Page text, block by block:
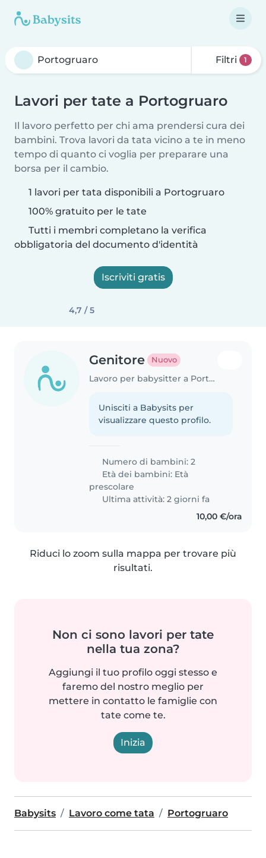
Filtri 1
Lavori per tate a Portogruaro
Il lavoro perfetto per chi ama prendersi cura dei
bambini. Trova lavori da tata vicino a te in meno
tempo di quanto ci voglia per preparare una
borsa per il cambio.
1 lavori per tata disponibili a Portogruaro
100% gratuito per le tate
Tutti i membri completano la verifica
obbligatoria del documento d'identità
Iscriviti gratis
4,7 / 5
Genitore Nuovo
Lavoro per babysitter a Portogruaro
Unisciti a Babysits per
visualizzare questo profilo.
Numero di bambini: 2
Età dei bambini: Età
prescolare
Ultima attività: 2 giorni fa
10,00 €/ora
Riduci lo zoom sulla mappa per trovare più
risultati.
Non ci sono lavori per tate
nella tua zona?
Aggiungi il tuo profilo oggi stesso e
faremo del nostro meglio per
mettere in contatto le famiglie con
tate come te.
Inizia
Babysits Lavoro come tata Portogruaro